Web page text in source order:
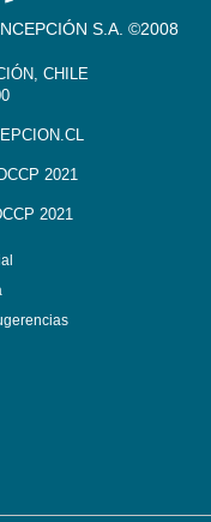
S.A. ©2008
CHILE
2021
2021